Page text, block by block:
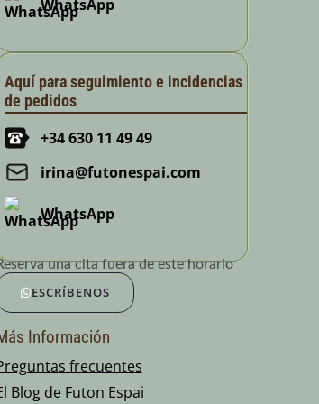
WhatsApp
Aquí para seguimiento e incidencias
de pedidos
+34 630 11 49 49
irina@futonespai.com
WhatsApp
una cita fuera de este horario
ESCRÍBENOS
Información
frecuentes
Blog de Futon Espai